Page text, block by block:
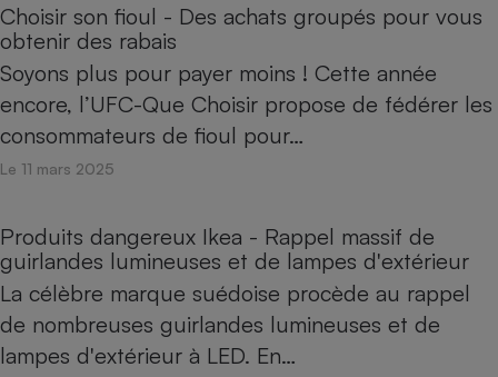
Choisir son fioul - Des achats groupés pour vous
obtenir des rabais
Soyons plus pour payer moins ! Cette année
encore, l’UFC-Que Choisir propose de fédérer les
consommateurs de fioul pour…
Le 11 mars 2025
Produits dangereux Ikea - Rappel massif de
guirlandes lumineuses et de lampes d'extérieur
La célèbre marque suédoise procède au rappel
de nombreuses guirlandes lumineuses et de
lampes d'extérieur à LED. En…